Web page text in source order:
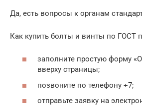
Да, есть вопросы к органам
Как купить болты и винты по ГОСТ
заполните простую форму
вверху страницы;
позвоните по телефону +7;
отправьте заявку на